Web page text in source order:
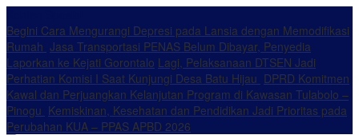
Begini Cara Mengurangi Depresi pada Lansia dengan Memodifikasi
Rumah Jasa Transportasi PENAS Belum Dibayar, Penyedia
Laporkan ke Kejati Gorontalo Lagi, Pelaksanaan DTSEN Jadi
Perhatian Komisi I Saat Kunjungi Desa Batu Hijau DPRD Komitmen
Kawal dan Perjuangkan Kelanjutan Program di Kawasan Tulabolo –
Pinogu Kemiskinan, Kesehatan dan Pendidikan Jadi Prioritas pada
Perubahan KUA – PPAS APBD 2026